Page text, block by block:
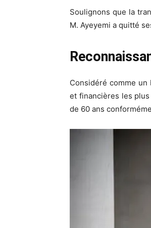
Soulignons que la
M. Ayeyemi a quitté
Considéré comme un
et financières les plus
de 60 ans